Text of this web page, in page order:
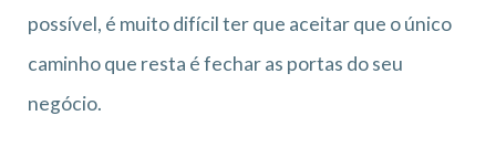
possível, é muito difícil ter que aceitar que o único
caminho que resta é fechar as portas do seu
negócio.